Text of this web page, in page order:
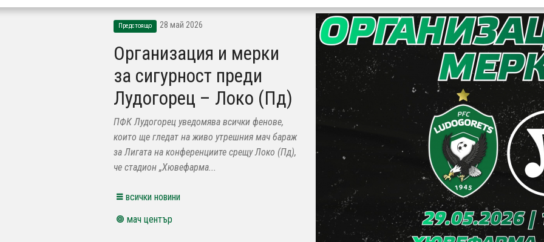
Предстоящо 28 май 2026
Организация и мерки
за сигурност преди
Лудогорец – Локо (Пд)
ПФК Лудогорец уведомява всички фенове,
които ще гледат на живо утрешния мач бараж
за Лигата на конференциите срещу Локо (Пд),
че стадион „Хювефарма...
всички новини
мач център